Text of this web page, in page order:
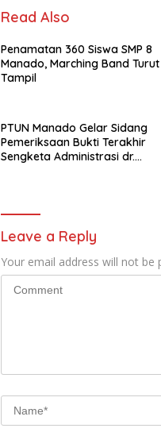
Read Also
Penamatan 360 Siswa SMP 8
Manado, Marching Band Turut
Tampil
PTUN Manado Gelar Sidang
Pemeriksaan Bukti Terakhir
Sengketa Administrasi dr.
Leave a Reply
Your email address will not be